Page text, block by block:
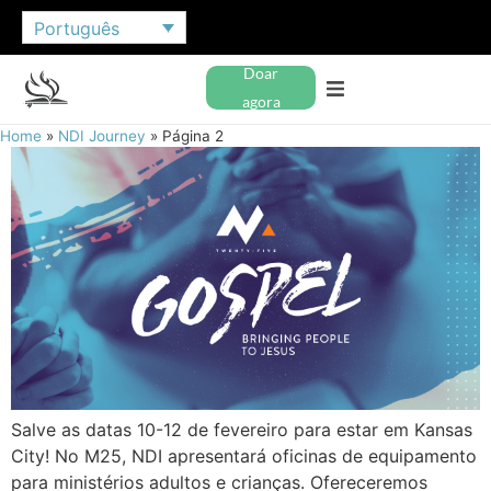
Português
Doar
agora
Home » NDI Journey » Página 2
Salve as datas 10-12 de fevereiro para estar em Kansas
City! No M25, NDI apresentará oficinas de equipamento
para ministérios adultos e crianças. Ofereceremos